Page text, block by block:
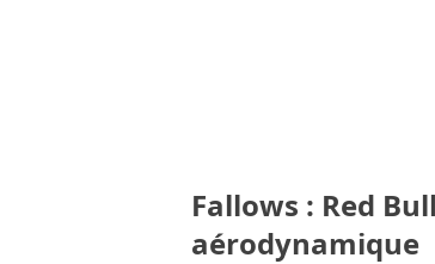
Fallows : Red
aérodynamique